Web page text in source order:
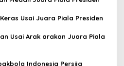
Usai Juara Piala Presiden
Usai Arak arakan Juara Piala
Indonesia Persija